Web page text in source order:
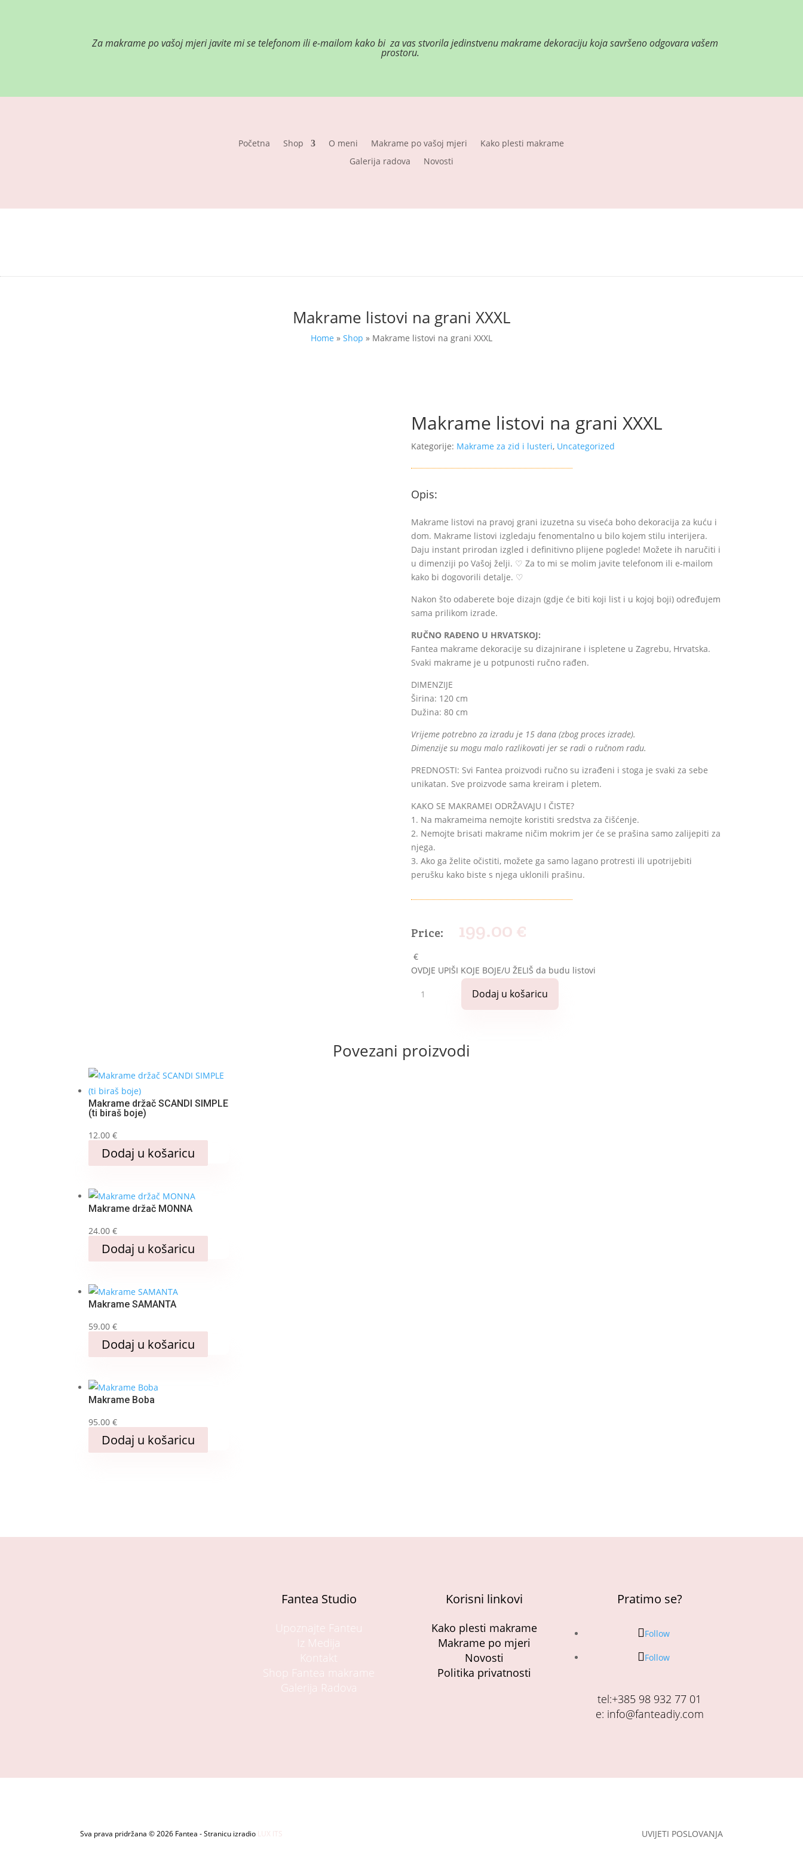
Za makrame po vašoj mjeri javite mi se telefonom ili e-mailom kako bi za vas stvorila jedinstvenu makrame dekoraciju koja savršeno odgovara vašem
prostoru.
Početna Shop O meni Makrame po vašoj mjeri
Kako plesti makrame
Galerija radova
Novosti
Makrame listovi na grani XXXL
Home » Shop » Makrame listovi na grani XXXL
Makrame listovi na grani XXXL
Kategorije: Makrame za zid i lusteri, Uncategorized
Opis:
Makrame listovi na pravoj grani izuzetna su viseća boho dekoracija za kuću i
dom. Makrame listovi izgledaju fenomentalno u bilo kojem stilu interijera.
Daju instant prirodan izgled i definitivno plijene poglede! Možete ih naručiti i
u dimenziji po Vašoj želji. ♡ Za to mi se molim javite telefonom ili e-mailom
kako bi dogovorili detalje. ♡
Nakon što odaberete boje dizajn (gdje će biti koji list i u kojoj boji) određujem
sama prilikom izrade.
RUČNO RAĐENO U HRVATSKOJ:
Fantea makrame dekoracije su dizajnirane i ispletene u Zagrebu, Hrvatska.
Svaki makrame je u potpunosti ručno rađen.
DIMENZIJE
Širina: 120 cm
Dužina: 80 cm
Vrijeme potrebno za izradu je 15 dana (zbog proces izrade).
Dimenzije su mogu malo razlikovati jer se radi o ručnom radu.
PREDNOSTI: Svi Fantea proizvodi ručno su izrađeni i stoga je svaki za sebe
unikatan. Sve proizvode sama kreiram i pletem.
KAKO SE MAKRAMEI ODRŽAVAJU I ČISTE?
1. Na makrameima nemojte koristiti sredstva za čišćenje.
2. Nemojte brisati makrame ničim mokrim jer će se prašina samo zalijepiti za
njega.
3. Ako ga želite očistiti, možete ga samo lagano protresti ili upotrijebiti
perušku kako biste s njega uklonili prašinu.
199.00€
€
OVDJE UPIŠI KOJE BOJE/U ŽELIŠ da budu listovi
listovi
količina
Dodaj u košaricu
Povezani proizvodi
Makrame držač SCANDI SIMPLE
(ti biraš boje)
12.00€
Dodaj u košaricu
Makrame držač MONNA
24.00€
Dodaj u košaricu
Makrame SAMANTA
59.00€
Dodaj u košaricu
Makrame Boba
95.00€
Dodaj u košaricu
Fantea Studio
Upoznajte Fanteu
Iz Medija
Kontakt
Shop Fantea makrame
Galerija Radova
Korisni linkovi
Kako plesti makrame
Makrame po mjeri
Novosti
Politika privatnosti
Pratimo se?
Follow
Follow
tel:+385 98 932 77 01
e: info@fanteadiy.com
Sva prava pridržana © 2026 Fantea - Stranicu izradio LUX ITS UVIJETI POSLOVANJA